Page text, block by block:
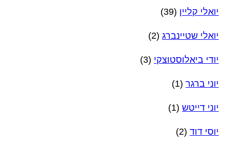
יואלי קליין (39)
יואלי שטיינברג (2)
יודי ביאלוסטוצקי (3)
יוני ברגר (1)
יוני דייטש (1)
יוסי דוד (2)